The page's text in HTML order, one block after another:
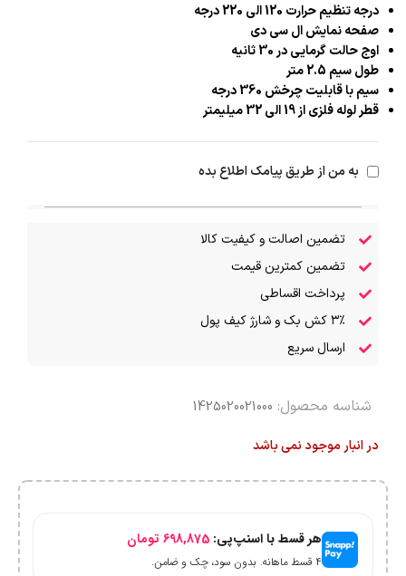
درجه تنظیم حرارت 120 الی 220 درجه
صفحه نمایش ال سی دی
اوج حالت گرمایی در 30 ثانیه
طول سیم 2.5 متر
سیم با قابلیت چرخش 360 درجه
قطر لوله فلزی از 19 الی 32 میلیمتر
به من از طریق پیامک اطلاع بده
تضمین اصالت و کیفیت کالا
تضمین کمترین قیمت
پرداخت اقساطی
۳٪ کش بک و شارژ کیف پول
ارسال سریع
شناسه محصول: 1425020021000
در انبار موجود نمی باشد
هر قسط با اسنپ‌پی: 698,875 تومان
۴ قسط ماهانه. بدون سود، چک و ضامن.